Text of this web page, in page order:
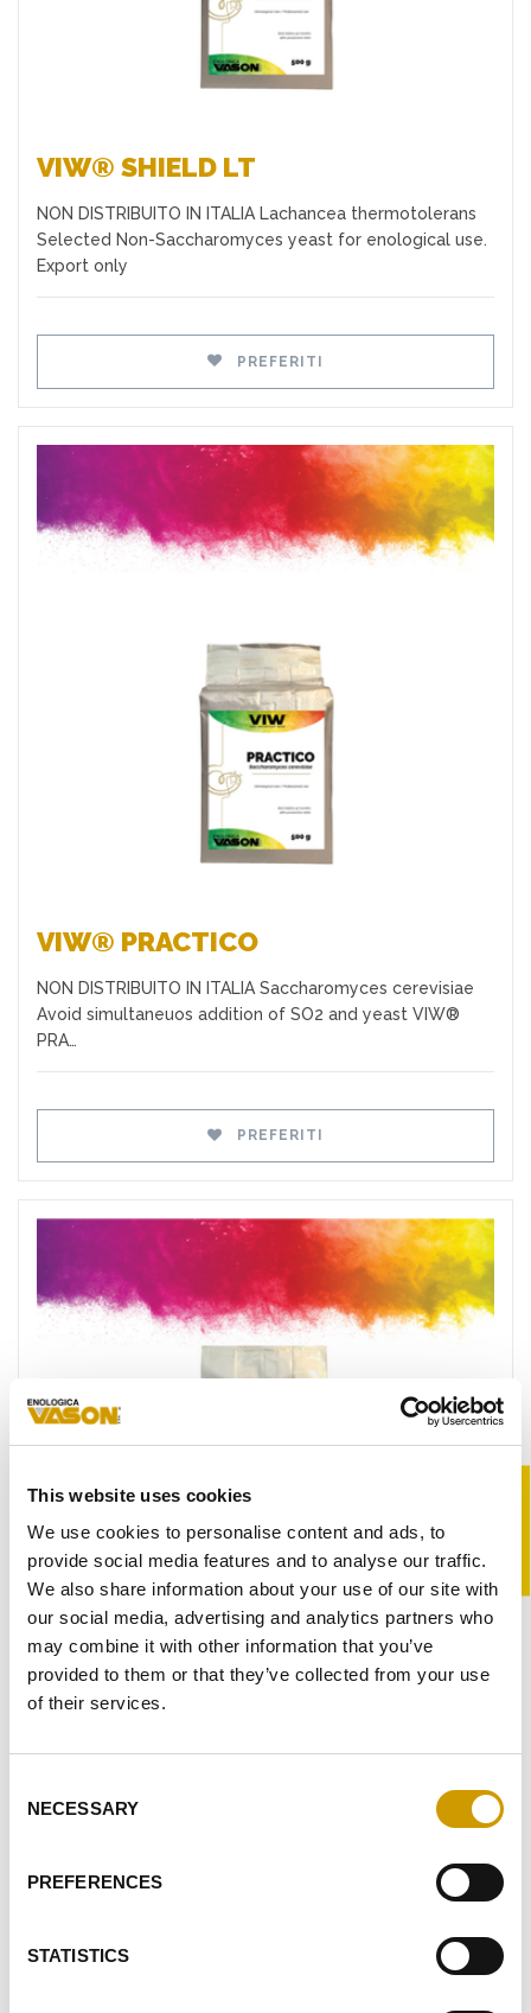
This website uses cookies
We use cookies to personalise content and ads, to
provide social media features and to analyse our traffic.
We also share information about your use of our site with
our social media, advertising and analytics partners who
may combine it with other information that you’ve
provided to them or that they’ve collected from your use
of their services.
Selection
NECESSARY
PREFERENCES
STATISTICS
VIW® SHIELD LT
NON DISTRIBUITO IN ITALIA Lachancea thermotolerans
Selected Non-Saccharomyces yeast for enological use.
Export only
PREFERITI
VIW® PRACTICO
NON DISTRIBUITO IN ITALIA Saccharomyces cerevisiae
Avoid simultaneuos addition of SO2 and yeast VIW®
PRA…
PREFERITI
VIW® BUBBLES
produzione di vini basi spumanti e rifermentazioni con
aspet…